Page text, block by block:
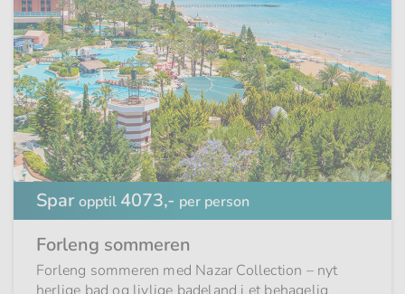
Sparopptil 4073,- per person
Forleng sommeren
Forleng sommeren med Nazar Collection – nyt